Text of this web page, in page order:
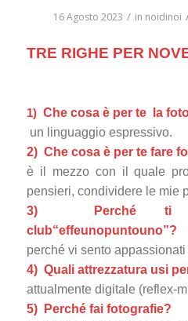
16 Agosto 2023 / in noidinoi
TRE RIGHE PER
1) Che cosa è per te la
un linguaggio espressivo.
2) Che cosa è per te fare
è il mezzo con il quale
pensieri, condividere le mie
3) Perché ti
club“effeunopuntouno”?
perché vi sento
4) Quali attrezzatura usi
attualmente digitale (reflex-
5) Perché fai fotografie?